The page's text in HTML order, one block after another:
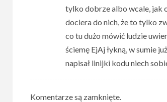
tylko dobrze albo wcale, jak
dociera do nich, że to tylko
co tu dużo mówić ludzie
ściemę EjAj łykną, w sumie
napisał linijki kodu niech
Komentarze są zamknięte.